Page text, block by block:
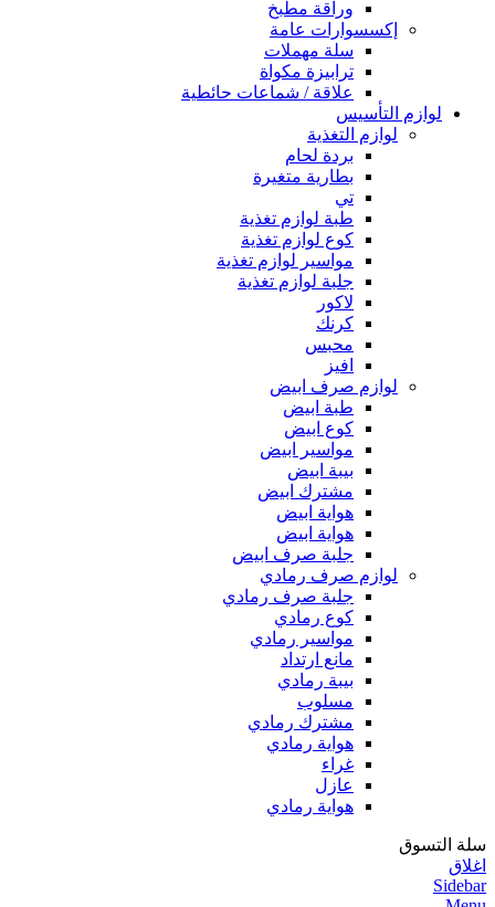
وراقة مطبخ
إكسسوارات عامة
سلة مهملات
ترابيزة مكواة
علاقة / شماعات حائطية
لوازم التأسيس
لوازم التغذية
بردة لحام
بطارية متغيرة
تي
طبة لوازم تغذية
كوع لوازم تغذية
مواسير لوازم تغذية
جلبة لوازم تغذية
لاكور
كرنك
محبس
افيز
لوازم صرف ابيض
طبة ابيض
كوع ابيض
مواسير ابيض
بيبة ابيض
مشترك ابيض
هواية ابيض
هواية ابيض
جلبة صرف ابيض
لوازم صرف رمادي
جلبة صرف رمادي
كوع رمادي
مواسير رمادي
مانع ارتداد
بيبة رمادي
مسلوب
مشترك رمادي
هواية رمادي
غراء
عازل
هواية رمادي
سلة التسوق
اغلاق
Sidebar